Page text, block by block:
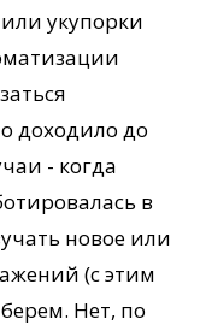
укупорки
доходило до
- когда
в
новое или
(с этим
Нет, по